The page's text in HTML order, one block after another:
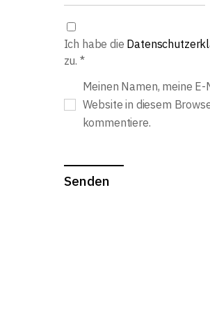
Ich habe die
zu. *
Meinen Namen, meine
Website in diesem
kommentiere.
Senden